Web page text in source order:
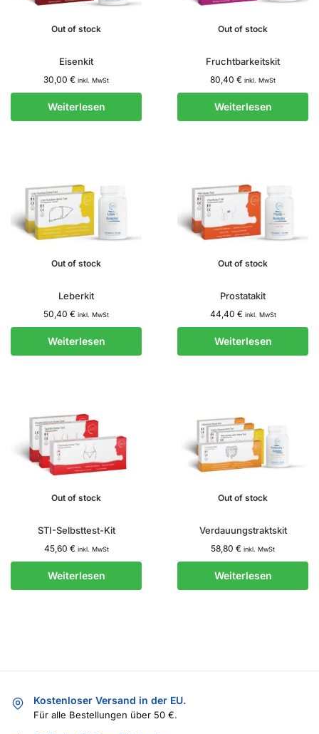
Out of stock
Eisenkit
30,00 € inkl. MwSt
Weiterlesen
Out of stock
Fruchtbarkeitskit
80,40 € inkl. MwSt
Weiterlesen
Out of stock
Leberkit
50,40 € inkl. MwSt
Weiterlesen
Out of stock
Prostatakit
44,40 € inkl. MwSt
Weiterlesen
Out of stock
STI-Selbsttest-Kit
45,60 € inkl. MwSt
Weiterlesen
Out of stock
Verdauungstraktskit
58,80 € inkl. MwSt
Weiterlesen
Kostenloser Versand in der EU.
Für alle Bestellungen über 50 €.